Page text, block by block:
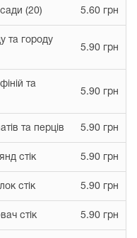
(20) 5.60 грн
та городу
5.90 грн
та
5.90 грн
та перців 5.90 грн
стік 5.90 грн
стік 5.90 грн
стік 5.90 грн